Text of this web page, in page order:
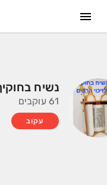
נשיח
61 עוקבים
עקוב